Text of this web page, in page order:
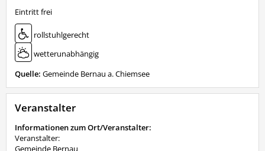
Eintritt frei
rollstuhlgerecht
wetterunabhängig
Quelle: Gemeinde Bernau a. Chiemsee
Veranstalter
Informationen zum Ort/Veranstalter:
Veranstalter:
Gemeinde Bernau